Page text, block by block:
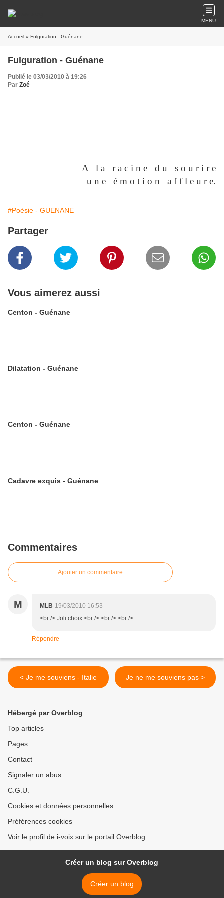
MENU
Accueil » Fulguration - Guénane
Fulguration - Guénane
Publié le 03/03/2010 à 19:26
Par Zoé
A l a r a c i n e d u s o u r i r e
u n e é m o t i o n a f f l e u r e.
#Poésie - GUENANE
Partager
Vous aimerez aussi
Centon - Guénane
Dilatation - Guénane
Centon - Guénane
Cadavre exquis - Guénane
Commentaires
Ajouter un commentaire
M MLB 19/03/2010 16:53
<br /> Joli choix.<br /> <br /> <br />
Répondre
< Je me souviens - Italie Je ne me souviens pas >
Hébergé par Overblog
Top articles
Pages
Contact
Signaler un abus
C.G.U.
Cookies et données personnelles
Préférences cookies
Voir le profil de i-voix sur le portail Overblog
Créer un blog sur Overblog
Créer un blog